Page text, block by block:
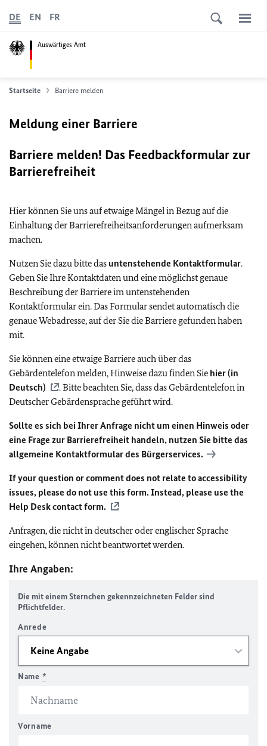
Auswärtiges Amt
DE EN FR
Startseite Barriere melden
Meldung einer Barriere
Barriere melden! Das Feedbackformular zur
Barrierefreiheit
Hier können Sie uns auf etwaige Mängel in Bezug auf die
Einhaltung der Barrierefreiheitsanforderungen aufmerksam
machen.
Nutzen Sie dazu bitte das untenstehende Kontaktformular.
Geben Sie Ihre Kontaktdaten und eine möglichst genaue
Beschreibung der Barriere im untenstehenden
Kontaktformular ein. Das Formular sendet automatisch die
genaue Webadresse, auf der Sie die Barriere gefunden haben
mit.
Sie können eine etwaige Barriere auch über das
Gebärdentelefon melden, Hinweise dazu finden Sie hier (in
Deutsch)
. Bitte beachten Sie, dass das Gebärdentelefon in
Deutscher Gebärdensprache geführt wird.
Sollte es sich bei Ihrer Anfrage nicht um einen Hinweis oder
eine Frage zur Barrierefreiheit handeln, nutzen Sie bitte das
allgemeine Kontaktformular des Bürgerservices.
If your question or comment does not relate to accessibility
issues, please do not use this form. Instead, please use the
Help Desk contact form.
Anfragen, die nicht in deutscher oder englischer Sprache
eingehen, können nicht beantwortet werden.
Ihre Angaben:
Die mit einem Sternchen gekennzeichneten Felder sind
Pflichtfelder.
Anrede
Name *
Vorname